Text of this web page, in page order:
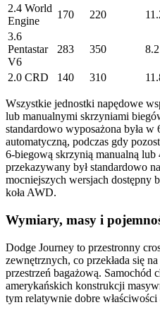
2.4 World
Engine
170 220
3.6
Pentastar
V6
283 350 8.2
2.0 CRD 140 310
Wszystkie jednostki napędowe
lub manualnymi skrzyniami
standardowo wyposażona była w
automatyczną, podczas gdy
6-biegową skrzynią manualną
przekazywany był standardowo
mocniejszych wersjach dostępny
koła AWD.
Wymiary, masy i
Dodge Journey to przestronny
zewnętrznych, co przekłada się
przestrzeń bagażową. Samochód
amerykańskich konstrukcji
tym relatywnie dobre właściwości